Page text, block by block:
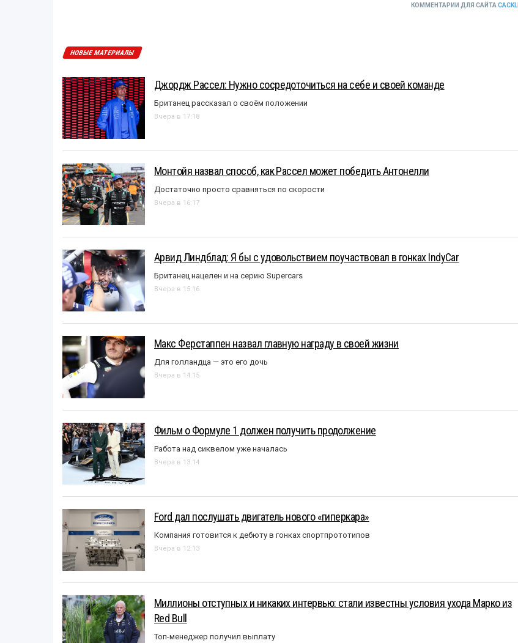
КОММЕНТАРИИ ДЛЯ САЙТА CACKL
НОВЫЕ МАТЕРИАЛЫ
Джордж Рассел: Нужно сосредоточиться на себе и своей команде
Британец рассказал о своём положении
Вчера в 17:18
Монтойя назвал способ, как Рассел может победить Антонелли
Достаточно просто сравняться по скорости
Вчера в 16:17
Арвид Линдблад: Я бы с удовольствием поучаствовал в гонках IndyCar
Британец нацелен и на серию Supercars
Вчера в 15:16
Макс Ферстаппен назвал главную награду в своей жизни
Для голландца — это его дочь
Вчера в 14:15
Фильм о Формуле 1 должен получить продолжение
Работа над сиквелом уже началась
Вчера в 13:14
Ford дал послушать двигатель нового «гиперкара»
Компания готовится к дебюту в гонках спортпрототипов
Вчера в 12:13
Миллионы отступных и никаких интервью: стали известны условия ухода Марко из
Red Bull
Топ-менеджер получил выплату